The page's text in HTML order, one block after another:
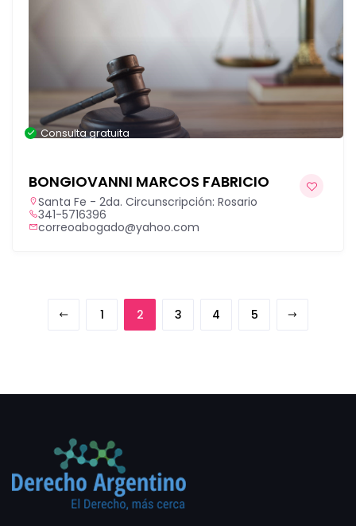
Consulta gratuita
BONGIOVANNI MARCOS FABRICIO
Santa Fe - 2da. Circunscripción: Rosario
341-5716396
correoabogado@yahoo.com
1 2 3 4 5